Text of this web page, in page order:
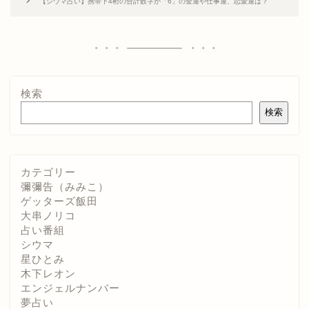
検索
検索
カテゴリー
彌彌告（みみこ）
ゲッターズ飯田
大串ノリコ
占い番組
シウマ
星ひとみ
木下レオン
エンジェルナンバー
夢占い